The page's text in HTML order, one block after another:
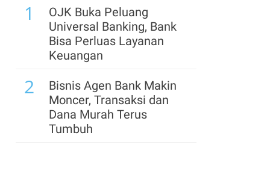
1
OJK Buka Peluang
Universal Banking, Bank
Bisa Perluas Layanan
Keuangan
2
Bisnis Agen Bank Makin
Moncer, Transaksi dan
Dana Murah Terus
Tumbuh